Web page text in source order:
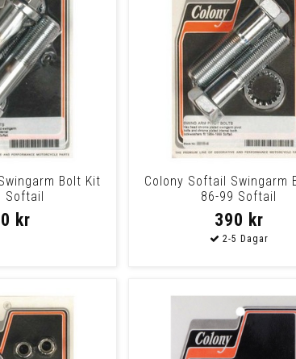
Bolt Kit
Softail
kr
Colony Softail Swingarm
86-99 Softail
390 kr